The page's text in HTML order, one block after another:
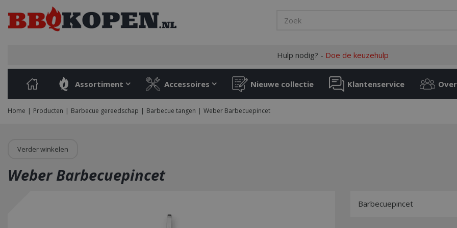
naar
content
Home Producten Barbecue gereedschap Barbecue tangen Weber Barbecuepincet
Hulp nodig? - Doe de keuzehulp
Assortiment Accessoires Nieuwe collectie Klantenservice
Verder winkelen
Weber Barbecuepincet
Barbecuepincet